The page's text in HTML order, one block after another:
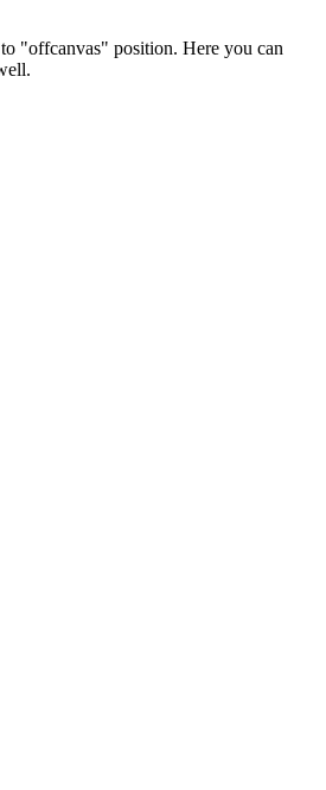
"offcanvas" position. Here you can